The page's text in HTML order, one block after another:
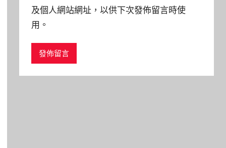
及個人網站網址，以供下次發佈留言時使
用。